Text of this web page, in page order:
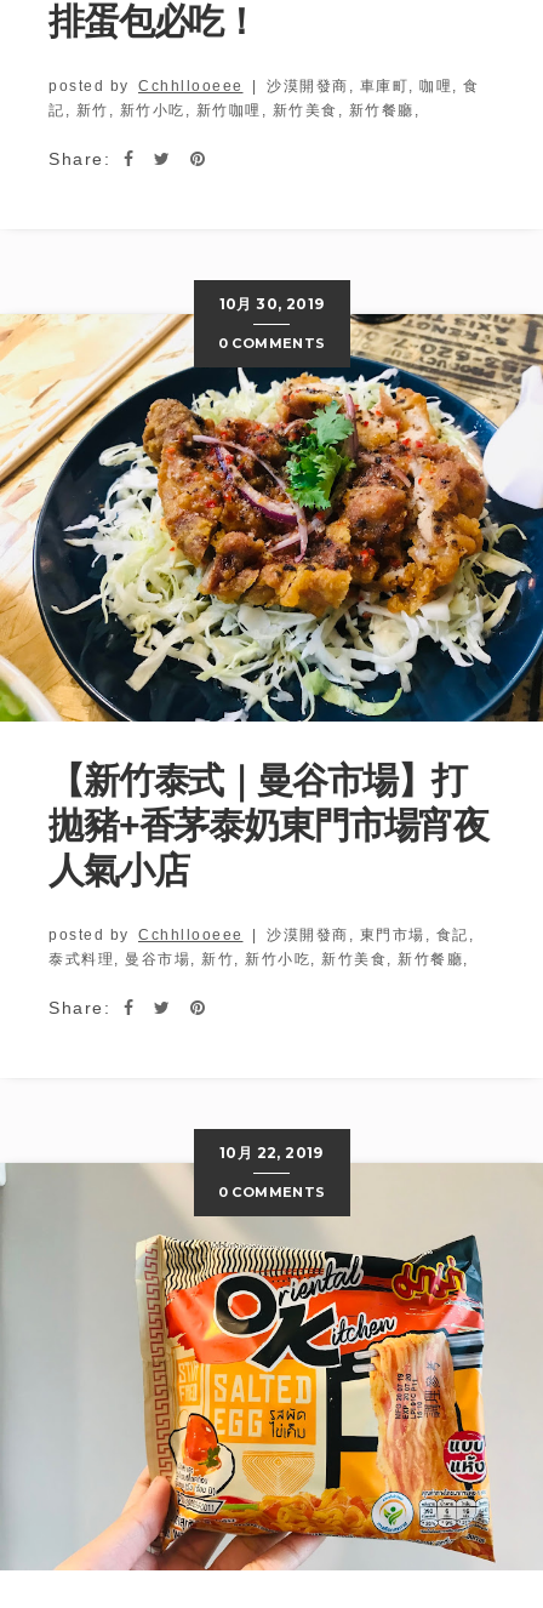
排蛋包必吃！
posted by Cchhllooeee 沙漠開發商, 車庫町, 咖哩, 食
記, 新竹, 新竹小吃, 新竹咖哩, 新竹美食, 新竹餐廳,
Share:
10月 30, 2019
0 COMMENTS
【新竹泰式｜曼谷市場】打
拋豬+香茅泰奶東門市場宵夜
人氣小店
posted by Cchhllooeee 沙漠開發商, 東門市場, 食記,
泰式料理, 曼谷市場, 新竹, 新竹小吃, 新竹美食, 新竹餐廳,
Share:
10月 22, 2019
0 COMMENTS